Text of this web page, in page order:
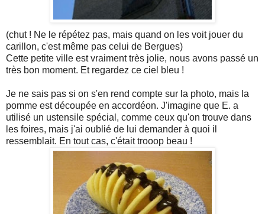
(chut ! Ne le répétez pas, mais quand on les voit jouer du
carillon, c'est même pas celui de Bergues)
Cette petite ville est vraiment très jolie, nous avons passé un
très bon moment. Et regardez ce ciel bleu !
Je ne sais pas si on s'en rend compte sur la photo, mais la
pomme est découpée en accordéon. J'imagine que E. a
utilisé un ustensile spécial, comme ceux qu'on trouve dans
les foires, mais j'ai oublié de lui demander à quoi il
ressemblait. En tout cas, c'était trooop beau !